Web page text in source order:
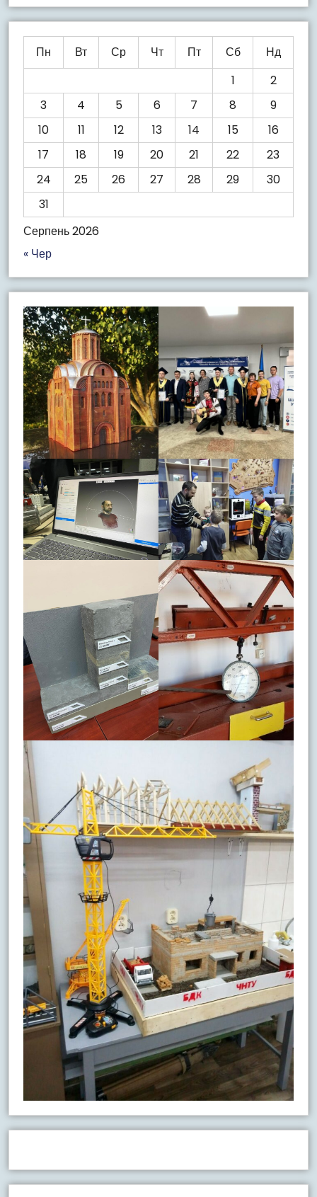
Серпень 2026
Пн Вт Ср Чт Пт Сб
Нд
1
2
3
4 5 6 7 8
9
10
11 12 13 14 15
16
17
18 19 20 21 22
23
24
25 26 27 28 29
30
31
« Чер